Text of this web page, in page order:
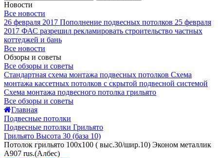
Новости
Все новости
26 февраля 2017 Пополнение подвесных потолков 25 февраля
2017 ФАС разрешил рекламировать строительство частных
коттеджей и бань
Все новости
Обзоры и советы
Все обзоры и советы
Стандартная схема монтажа подвесных потолков Схема
монтажа кассетных потолков с скрытой подвесной системой
Схема монтажа подвесного потолка грильято
Все обзоры и советы
Главная
Подвесные потолки
Подвесные потолки Грильято
Грильято Высота 30 (база 10)
Потолок грильято 100х100 ( выс.30/шир.10) Эконом металлик
А907 rus.(Албес)